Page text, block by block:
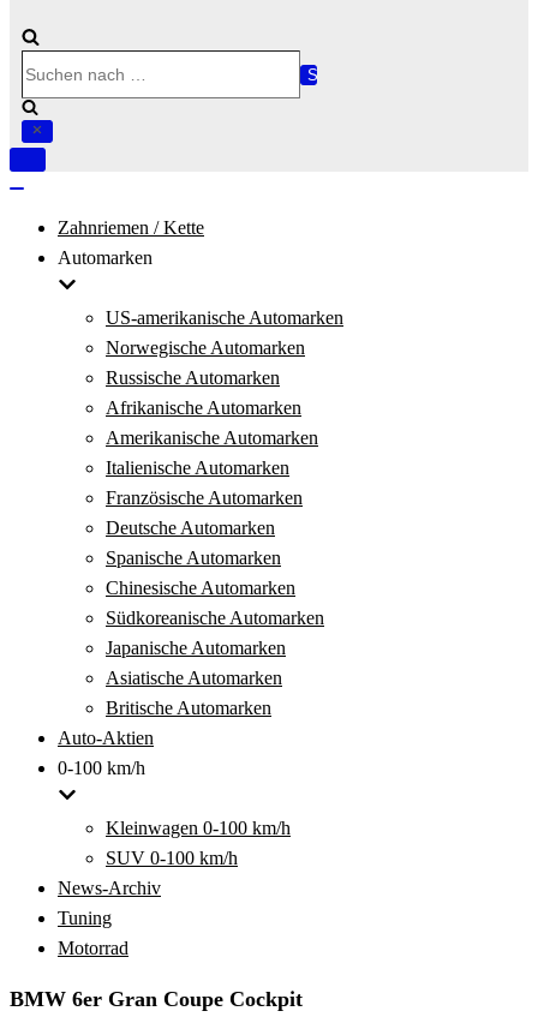
nach …
Navigation
Zahnriemen / Kette
Automarken
US-amerikanische Automarken
Norwegische Automarken
Russische Automarken
Afrikanische Automarken
Amerikanische Automarken
Italienische Automarken
Französische Automarken
Deutsche Automarken
Spanische Automarken
Chinesische Automarken
Südkoreanische Automarken
Japanische Automarken
Asiatische Automarken
Britische Automarken
Auto-Aktien
0-100 km/h
Kleinwagen 0-100 km/h
SUV 0-100 km/h
News-Archiv
Tuning
Motorrad
BMW 6er Gran Coupe Cockpit